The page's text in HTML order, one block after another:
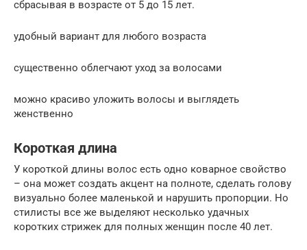
сбрасывая в возрасте от 5 до 15 лет.
удобный вариант для любого возраста
существенно облегчают уход за волосами
можно красиво уложить волосы и выглядеть
женственно
Короткая длина
У короткой длины волос есть одно коварное свойство
– она может создать акцент на полноте, сделать голову
визуально более маленькой и нарушить пропорции. Но
стилисты все же выделяют несколько удачных
коротких стрижек для полных женщин после 40 лет.